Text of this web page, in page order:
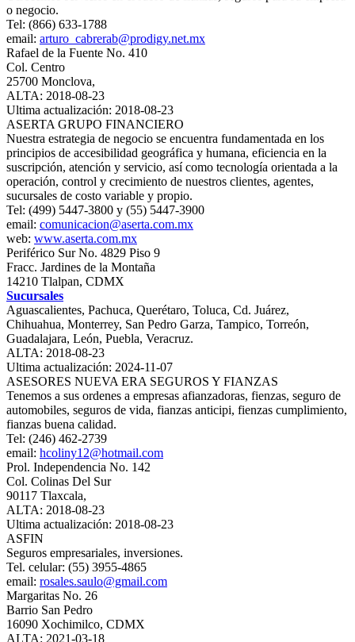
o negocio.
Tel: (866) 633-1788
email: arturo_cabrerab@prodigy.net.mx
Rafael de la Fuente No. 410
Col. Centro
25700 Monclova,
ALTA: 2018-08-23
Ultima actualización: 2018-08-23
ASERTA GRUPO FINANCIERO
Nuestra estrategia de negocio se encuentra fundamentada en los
principios de accesibilidad geográfica y humana, eficiencia en la
suscripción, atención y servicio, así como tecnología orientada a la
operación, control y crecimiento de nuestros clientes, agentes,
sucursales de costo variable y propio.
Tel: (499) 5447-3800 y (55) 5447-3900
email: comunicacion@aserta.com.mx
web: www.aserta.com.mx
Periférico Sur No. 4829 Piso 9
Fracc. Jardines de la Montaña
14210 Tlalpan, CDMX
Sucursales
Aguascalientes, Pachuca, Querétaro, Toluca, Cd. Juárez,
Chihuahua, Monterrey, San Pedro Garza, Tampico, Torreón,
Guadalajara, León, Puebla, Veracruz.
ALTA: 2018-08-23
Ultima actualización: 2024-11-07
ASESORES NUEVA ERA SEGUROS Y FIANZAS
Tenemos a sus ordenes a empresas afianzadoras, fienzas, seguro de
automobiles, seguros de vida, fianzas anticipi, fienzas cumplimiento,
fianzas buena calidad.
Tel: (246) 462-2739
email: hcoliny12@hotmail.com
Prol. Independencia No. 142
Col. Colinas Del Sur
90117 Tlaxcala,
ALTA: 2018-08-23
Ultima actualización: 2018-08-23
ASFIN
Seguros empresariales, inversiones.
Tel. celular: (55) 3955-4865
email: rosales.saulo@gmail.com
Margaritas No. 26
Barrio San Pedro
16090 Xochimilco, CDMX
ALTA: 2021-03-18